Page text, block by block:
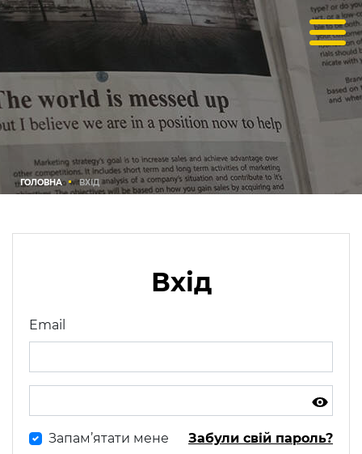
ГОЛОВНА ВХІД
Вхід
Email
Запам’ятати мене Забули свій пароль?